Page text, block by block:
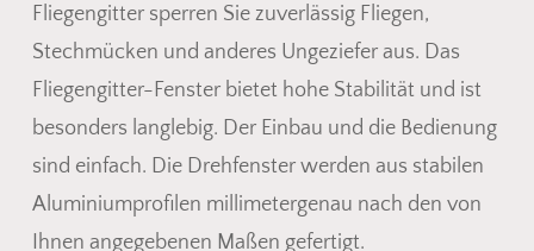
Fliegengitter sperren Sie zuverlässig Fliegen,
Stechmücken und anderes Ungeziefer aus. Das
Fliegengitter-Fenster bietet hohe Stabilität und ist
besonders langlebig. Der Einbau und die Bedienung
sind einfach. Die Drehfenster werden aus stabilen
Aluminiumprofilen millimetergenau nach den von
Ihnen angegebenen Maßen gefertigt.